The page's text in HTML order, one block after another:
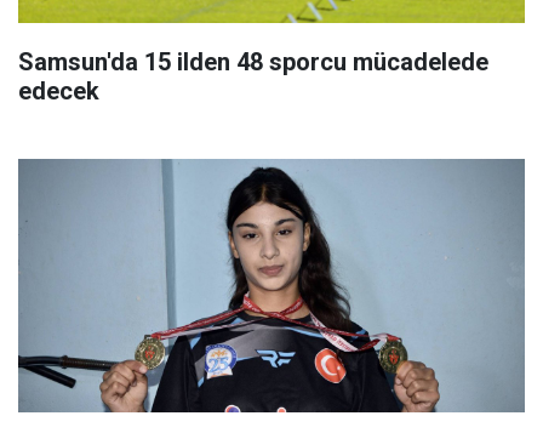
Samsun'da 15 ilden 48 sporcu mücadelede
edecek